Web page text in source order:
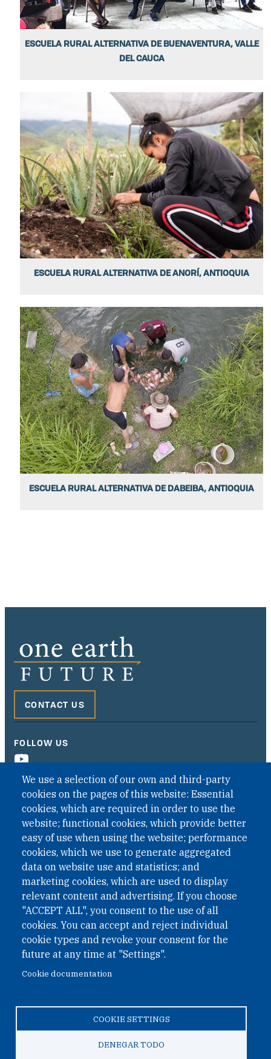
ESCUELA RURAL ALTERNATIVA DE BUENAVENTURA, VALLE
DEL CAUCA
ESCUELA RURAL ALTERNATIVA DE ANORÍ, ANTIOQUIA
ESCUELA RURAL ALTERNATIVA DE DABEIBA, ANTIOQUIA
We use a selection of our own and third-party
cookies on the pages of this website: Essential
cookies, which are required in order to use the
website; functional cookies, which provide better
easy of use when using the website; performance
cookies, which we use to generate aggregated
data on website use and statistics; and
marketing cookies, which are used to display
relevant content and advertising. If you choose
"ACCEPT ALL", you consent to the use of all
cookies. You can accept and reject individual
cookie types and revoke your consent for the
future at any time at "Settings".
Cookie documentation
COOKIE SETTINGS
DENEGAR TODO
CONTACT US
FOLLOW US
QUICK LINKS
QUICK LINKS
PRIVACY
ACCESSIBILITY
REGIMEN TRIBUTARIO ESPECIAL COLOMBIANO
© 2026 One Earth Future Foundation
Accessibility|Regimen tributario especial